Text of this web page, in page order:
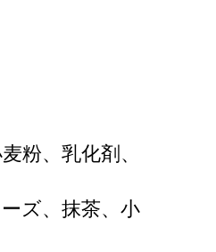
粉、乳化剤、
ズ、抹茶、小